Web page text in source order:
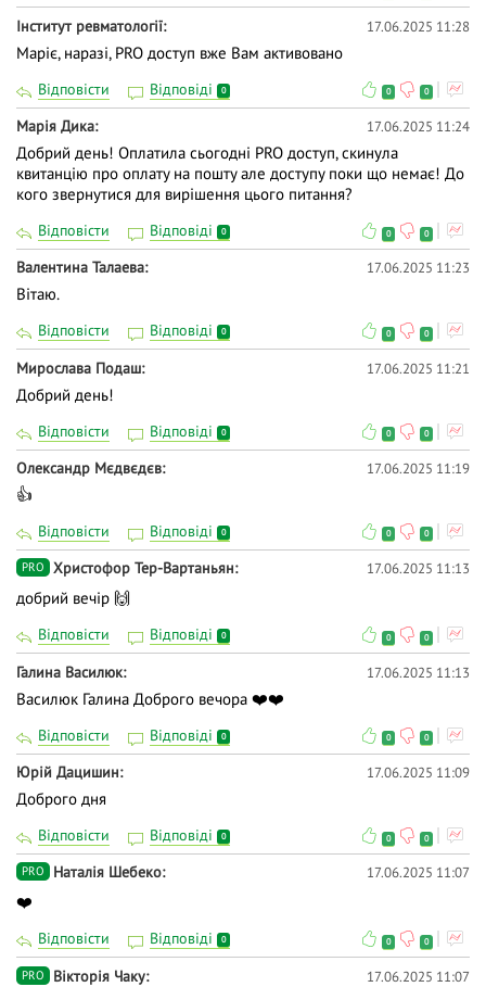
Інститут ревматології 17.06.2025 11:28
Маріє, наразі, PRO доступ вже Вам активовано
Відповісти Відповіді 0 0 0
Марія Дика 17.06.2025 11:24
Добрий день! Оплатила сьогодні PRO доступ, скинула
квитанцію про оплату на пошту але доступу поки що немає! До
кого звернутися для вирішення цього питання?
Відповісти Відповіді 0 0 0
Валентина Талаева 17.06.2025 11:23
Вітаю.
Відповісти Відповіді 0 0 0
Мирослава Подаш 17.06.2025 11:21
Добрий день!
Відповісти Відповіді 0 0 0
Олександр Мєдвєдєв 17.06.2025 11:19
👍
Відповісти Відповіді 0 0 0
PRO Христофор Тер-Вартаньян 17.06.2025 11:13
добрий вечір 🙌
Відповісти Відповіді 0 0 0
Галина Василюк 17.06.2025 11:13
Василюк Галина Доброго вечора ❤️❤️
Відповісти Відповіді 0 0 0
Юрій Дацишин 17.06.2025 11:09
Доброго дня
Відповісти Відповіді 0 0 0
PRO Наталія Шебеко 17.06.2025 11:07
❤️
Відповісти Відповіді 0 0 0
PRO Вiкторiя Чаку 17.06.2025 11:07